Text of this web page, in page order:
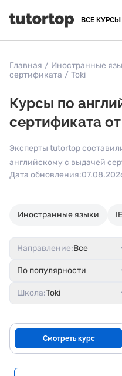
ВСЕ КУРСЫ
Главная / Иностранные
сертификата / Toki
Курсы по
сертификата
Эксперты tutortop
английскому с выдачей
Дата обновления:
Иностранные языки
Школа:Toki
По популярности
Направление:Все
Смотреть курс